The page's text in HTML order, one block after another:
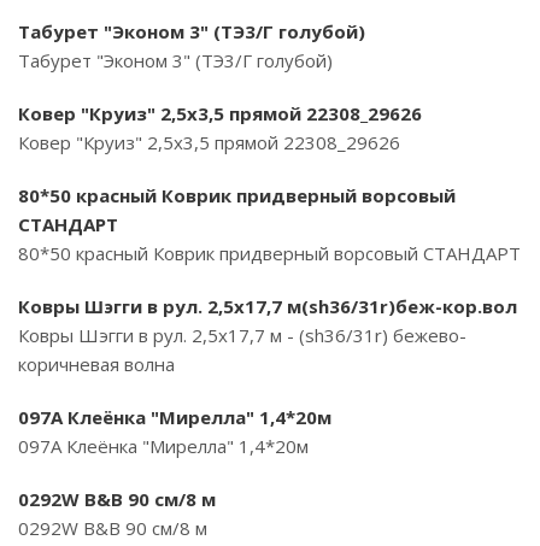
Табурет "Эконом 3" (ТЭ3/Г голубой)
Табурет "Эконом 3" (ТЭ3/Г голубой)
Ковер "Круиз" 2,5х3,5 прямой 22308_29626
Ковер "Круиз" 2,5х3,5 прямой 22308_29626
80*50 красный Коврик придверный ворсовый
СТАНДАРТ
80*50 красный Коврик придверный ворсовый СТАНДАРТ
Ковры Шэгги в рул. 2,5х17,7 м(sh36/31r)беж-кор.вол
Ковры Шэгги в рул. 2,5х17,7 м - (sh36/31r) бежево-
коричневая волна
097A Клеёнка "Мирелла" 1,4*20м
097A Клеёнка "Мирелла" 1,4*20м
0292W B&B 90 см/8 м
0292W B&B 90 см/8 м